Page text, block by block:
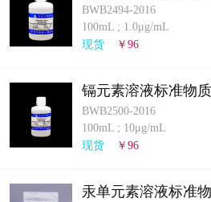
BWB2494-2016
100mL ; 1.0μg/mL
现货
￥96
镉元素溶液标准物质
BWB2500-2016
100mL ; 10μg/mL
现货
￥96
汞单元素溶液标准